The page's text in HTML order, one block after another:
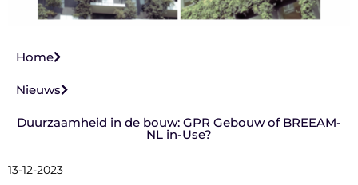
Home
Nieuws
Duurzaamheid in de bouw: GPR Gebouw of BREEAM-
NL in-Use?
13-12-2023